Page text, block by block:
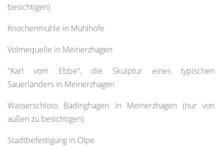
besichtigen)
Knochenmühle in Mühlhofe
Volmequelle in Meinerzhagen
"Karl vom Ebbe", die Skulptur eines typischen
Sauerländers in Meinerzhagen
Wasserschloss Badinghagen in Meinerzhagen (nur von
außen zu besichtigen)
Stadtbefestigung in Olpe